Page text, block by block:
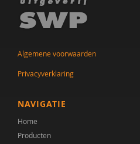
Algemene voorwaarden
Privacyverklaring
NAVIGATIE
Home
Producten